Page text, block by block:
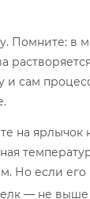
Помните: в
и сам
на ярлычок
Но если его
— не выше